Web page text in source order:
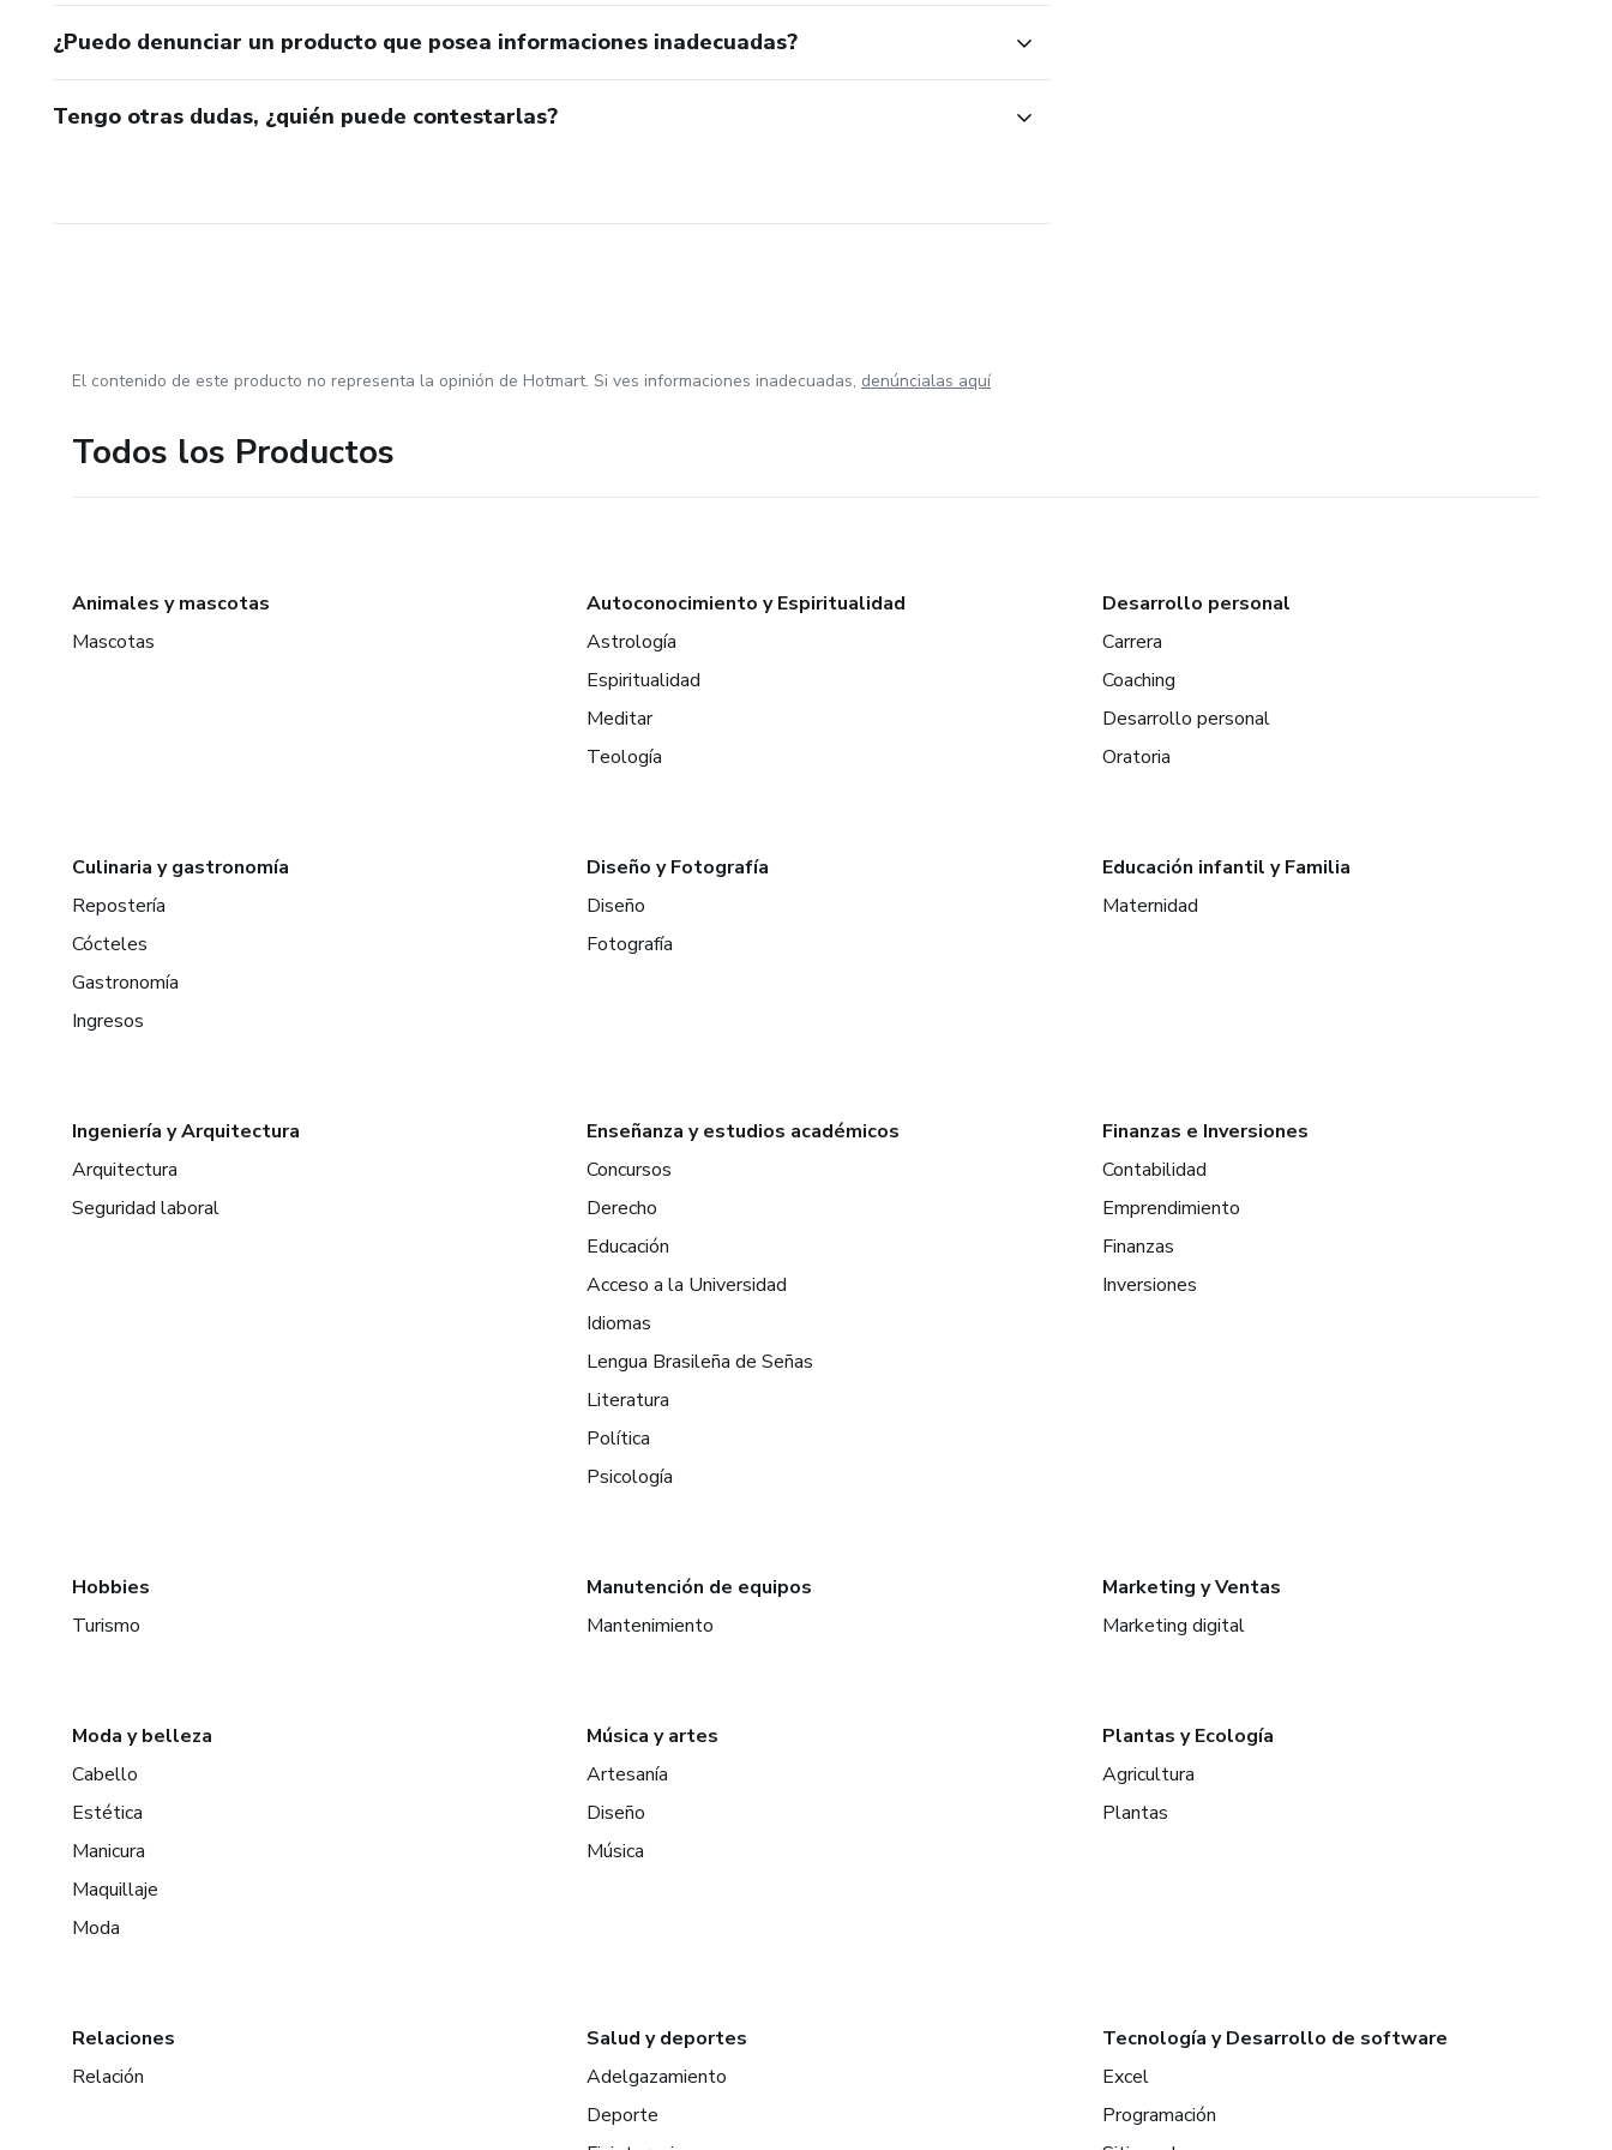
¿Puedo denunciar un producto que posea informaciones inadecuadas?
Tengo otras dudas, ¿quién puede contestarlas?
El contenido de este producto no representa la opinión de Hotmart. Si ves informaciones inadecuadas, denúncialas aquí
Todos los Productos
Animales y mascotas
Mascotas
Autoconocimiento y Espiritualidad
Astrología
Espiritualidad
Meditar
Teología
Desarrollo personal
Carrera
Coaching
Desarrollo personal
Oratoria
Culinaria y gastronomía
Repostería
Cócteles
Gastronomía
Ingresos
Diseño y Fotografía
Diseño
Fotografía
Educación infantil y Familia
Maternidad
Ingeniería y Arquitectura
Arquitectura
Seguridad laboral
Enseñanza y estudios académicos
Concursos
Derecho
Educación
Acceso a la Universidad
Idiomas
Lengua Brasileña de Señas
Literatura
Política
Psicología
Finanzas e Inversiones
Contabilidad
Emprendimiento
Finanzas
Inversiones
Hobbies
Turismo
Manutención de equipos
Mantenimiento
Marketing y Ventas
Marketing digital
Moda y belleza
Cabello
Estética
Manicura
Maquillaje
Moda
Música y artes
Artesanía
Diseño
Música
Plantas y Ecología
Agricultura
Plantas
Relaciones
Relación
Salud y deportes
Adelgazamiento
Deporte
Tecnología y Desarrollo de software
Excel
Programación